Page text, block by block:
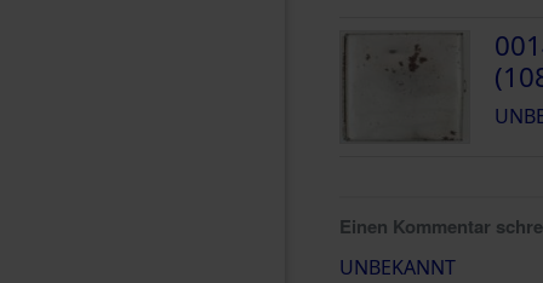
Einen Kommentar
UNBEKANNT